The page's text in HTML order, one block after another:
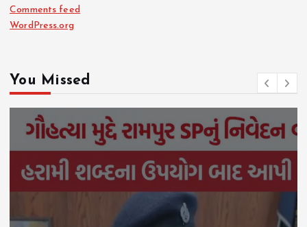
Comments feed
WordPress.org
You Missed